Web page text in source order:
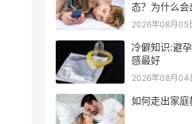
态？为什么会
2026年08月05
冷僻知识:避
感最好
2026年08月04
如何走出家庭